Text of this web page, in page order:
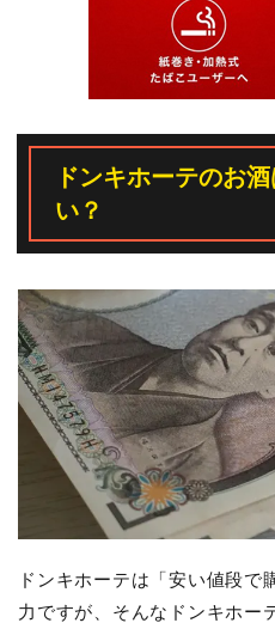
ドンキホーテのお
い？
ドンキホーテは「安い値段で
力ですが、そんなドンキホー